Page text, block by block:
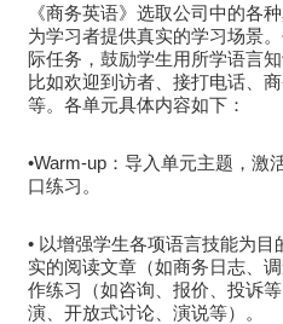
《商务英语》选取公司中的各
为学习者提供真实的学习场景
际任务，鼓励学生用所学语言
比如欢迎到访者、接打电话、
等。各单元具体内容如下：
•Warm-up：导入单元主题，激
口练习。
• 以增强学生各项语言技能为
实的阅读文章（如商务日志、
作练习（如咨询、报价、投诉
演、开放式讨论、演说等）。